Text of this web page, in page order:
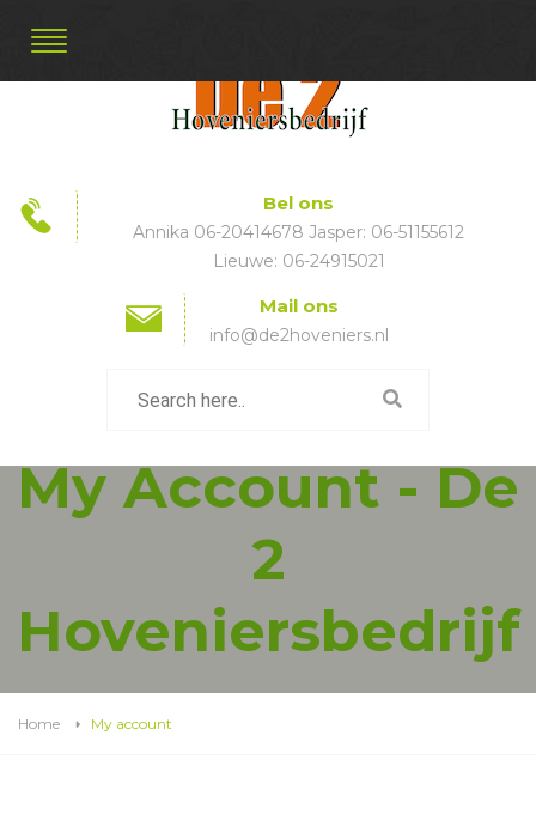
Bel ons
Annika 06-20414678 Jasper: 06-51155612
Lieuwe: 06-24915021
Mail ons
info@de2hoveniers.nl
My Account - De
2
Hoveniersbedrijf
Home My account